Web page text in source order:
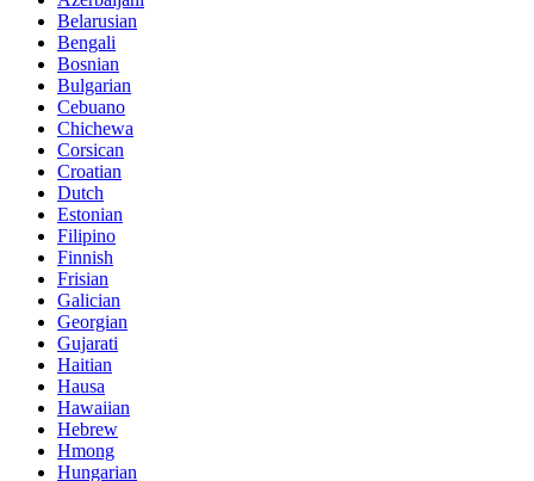
Belarusian
Bengali
Bosnian
Bulgarian
Cebuano
Chichewa
Corsican
Croatian
Dutch
Estonian
Filipino
Finnish
Frisian
Galician
Georgian
Gujarati
Haitian
Hausa
Hawaiian
Hebrew
Hmong
Hungarian